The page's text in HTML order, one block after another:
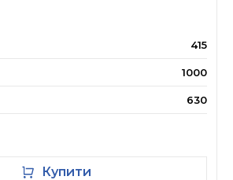
415
1000
630
Купити